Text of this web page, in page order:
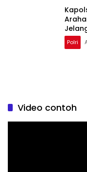
Polri
Video contoh